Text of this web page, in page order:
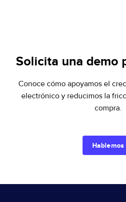
Solicita una demo
Conoce cómo apoyamos el
electrónico y reducimos la
compra.
Hablemos